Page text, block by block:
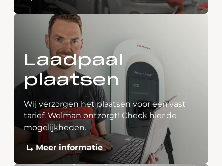
Laadpaal
plaatsen
Wij verzorgen het plaatsen voor een vast
tarief. Welman ontzorgt! Check hier de
mogelijkheden.
Meer informatie